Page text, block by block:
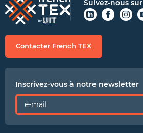
Suivez-nous sur
Contacter French TEX
Inscrivez-vous à notre newsletter